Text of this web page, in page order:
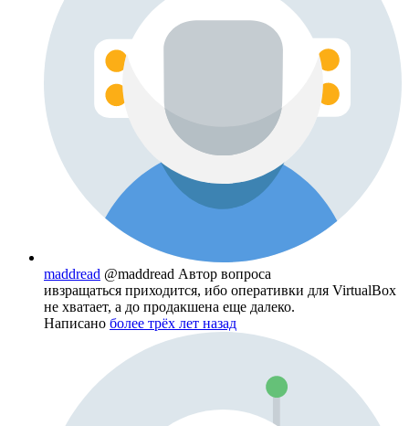
maddread @maddread Автор вопроса
ивзращаться приходится, ибо оперативки для VirtualBox
не хватает, а до продакшена еще далеко.
Написано более трёх лет назад